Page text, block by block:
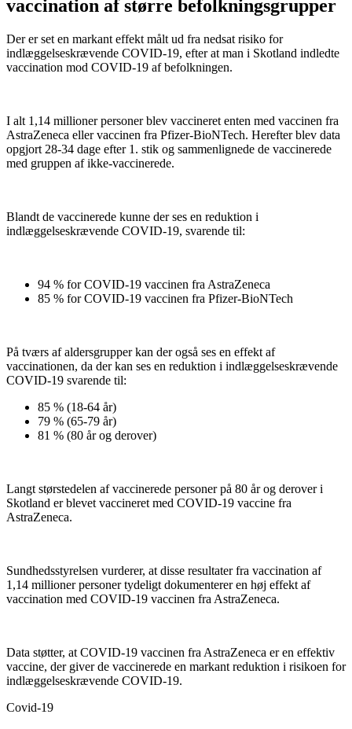
vaccination af større befolkningsgrupper
Der er set en markant effekt målt ud fra nedsat risiko for
indlæggelseskrævende COVID-19, efter at man i Skotland indledte
vaccination mod COVID-19 af befolkningen.
I alt 1,14 millioner personer blev vaccineret enten med vaccinen fra
AstraZeneca eller vaccinen fra Pfizer-BioNTech. Herefter blev data
opgjort 28-34 dage efter 1. stik og sammenlignede de vaccinerede
med gruppen af ikke-vaccinerede.
Blandt de vaccinerede kunne der ses en reduktion i
indlæggelseskrævende COVID-19, svarende til:
94 % for COVID-19 vaccinen fra AstraZeneca
85 % for COVID-19 vaccinen fra Pfizer-BioNTech
På tværs af aldersgrupper kan der også ses en effekt af
vaccinationen, da der kan ses en reduktion i indlæggelseskrævende
COVID-19 svarende til:
85 % (18-64 år)
79 % (65-79 år)
81 % (80 år og derover)
Langt størstedelen af vaccinerede personer på 80 år og derover i
Skotland er blevet vaccineret med COVID-19 vaccine fra
AstraZeneca.
Sundhedsstyrelsen vurderer, at disse resultater fra vaccination af
1,14 millioner personer tydeligt dokumenterer en høj effekt af
vaccination med COVID-19 vaccinen fra AstraZeneca.
Data støtter, at COVID-19 vaccinen fra AstraZeneca er en effektiv
vaccine, der giver de vaccinerede en markant reduktion i risikoen for
indlæggelseskrævende COVID-19.
Covid-19